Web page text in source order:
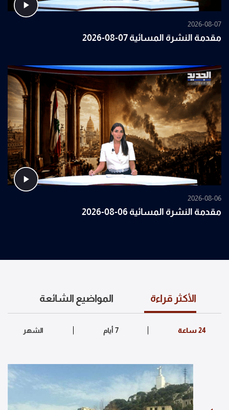
2026-08-07
مقدمة النشرة المسائية 07-08-2026
2026-08-06
مقدمة النشرة المسائية 06-08-2026
الأكثر قراءة المواضيع الشائعة